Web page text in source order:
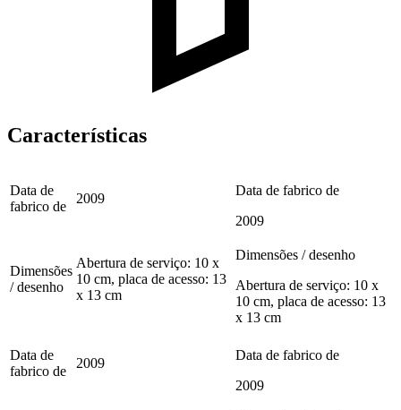
Características
Data de
fabrico de
2009
Data de fabrico de
2009
Dimensões
/ desenho
Abertura de serviço: 10 x
10 cm, placa de acesso: 13
x 13 cm
Dimensões / desenho
Abertura de serviço: 10 x
10 cm, placa de acesso: 13
x 13 cm
Data de
fabrico de
2009
Data de fabrico de
2009